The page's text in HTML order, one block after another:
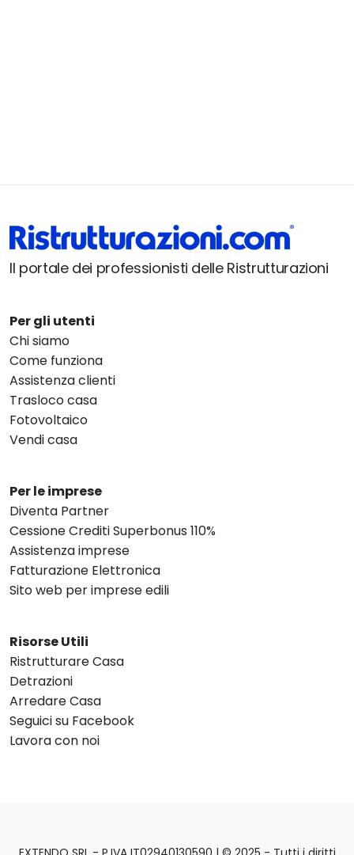
Il portale dei professionisti delle Ristrutturazioni
Per gli utenti
Chi siamo
Come funziona
Assistenza clienti
Trasloco casa
Fotovoltaico
Vendi casa
Per le imprese
Diventa Partner
Cessione Crediti Superbonus 110%
Assistenza imprese
Fatturazione Elettronica
Sito web per imprese edili
Risorse Utili
Ristrutturare Casa
Detrazioni
Arredare Casa
Seguici su Facebook
Lavora con noi